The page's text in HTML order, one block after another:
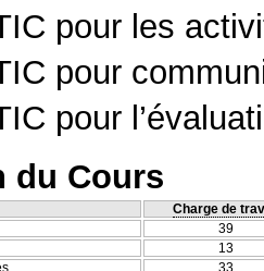
pour les
pour
pour
du Cours
Charge de
39
13
33